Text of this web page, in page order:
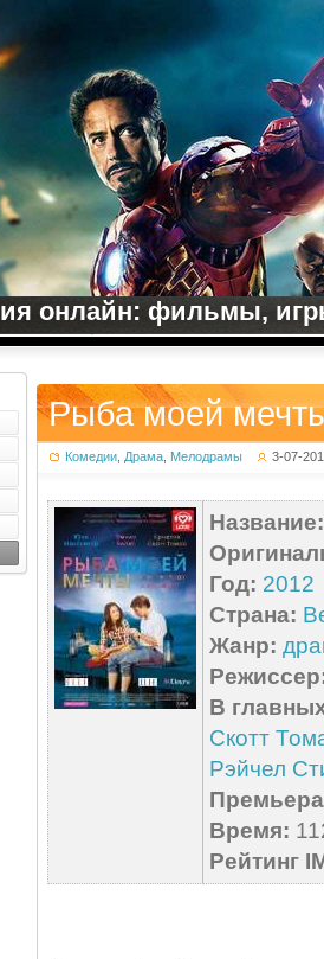
онлайн: фильмы,
Рыба моей
Комедии Драма Мелодрамы 3-07-
Название:
Год: 2012
Страна:
Жанр:
В
Скотт
Рэйчел
Время:
Рейтинг